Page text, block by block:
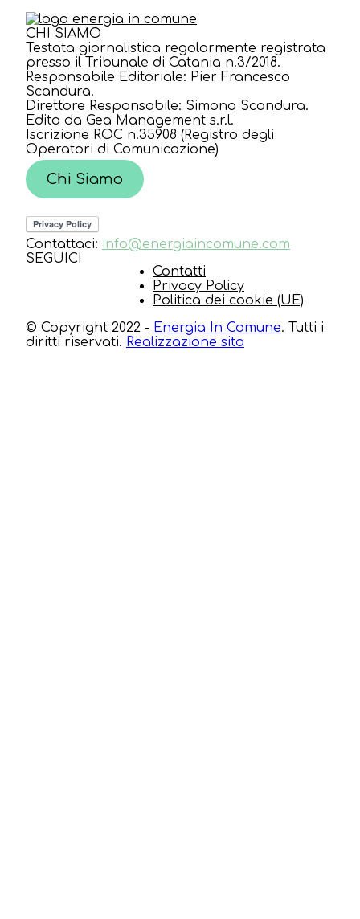
CHI SIAMO
Testata giornalistica regolarmente registrata
presso il Tribunale di Catania n.3/2018.
Responsabile Editoriale: Pier Francesco
Scandura.
Direttore Responsabile: Simona Scandura.
Edito da Gea Management s.r.l.
Iscrizione ROC n.35908 (Registro degli
Operatori di Comunicazione)
Chi Siamo
Contattaci: info@energiaincomune.com
SEGUICI
Contatti
Privacy Policy
Politica dei cookie (UE)
© Copyright 2022 - Energia In Comune. Tutti i
diritti riservati. Realizzazione sito